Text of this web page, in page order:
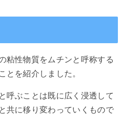
粘性物質をムチンと呼称する
とを紹介しました。
呼ぶことは既に広く浸透して
共に移り変わっていくもので